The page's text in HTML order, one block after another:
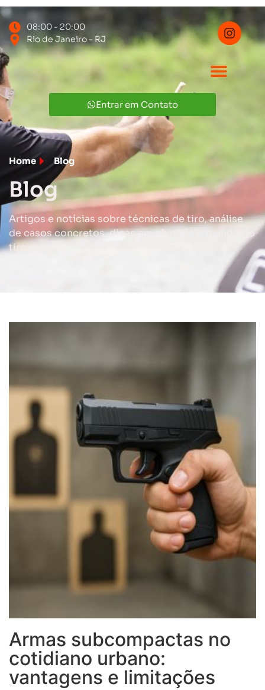
08:00 - 20:00
Rio de Janeiro - RJ
Entrar em Contato
Home Blog
Blog
Artigos e notícias sobre técnicas de tiro, análise
de casos concretos, dicas envolvendo o mundo do
tiro.
Armas subcompactas no
cotidiano urbano:
vantagens e limitações